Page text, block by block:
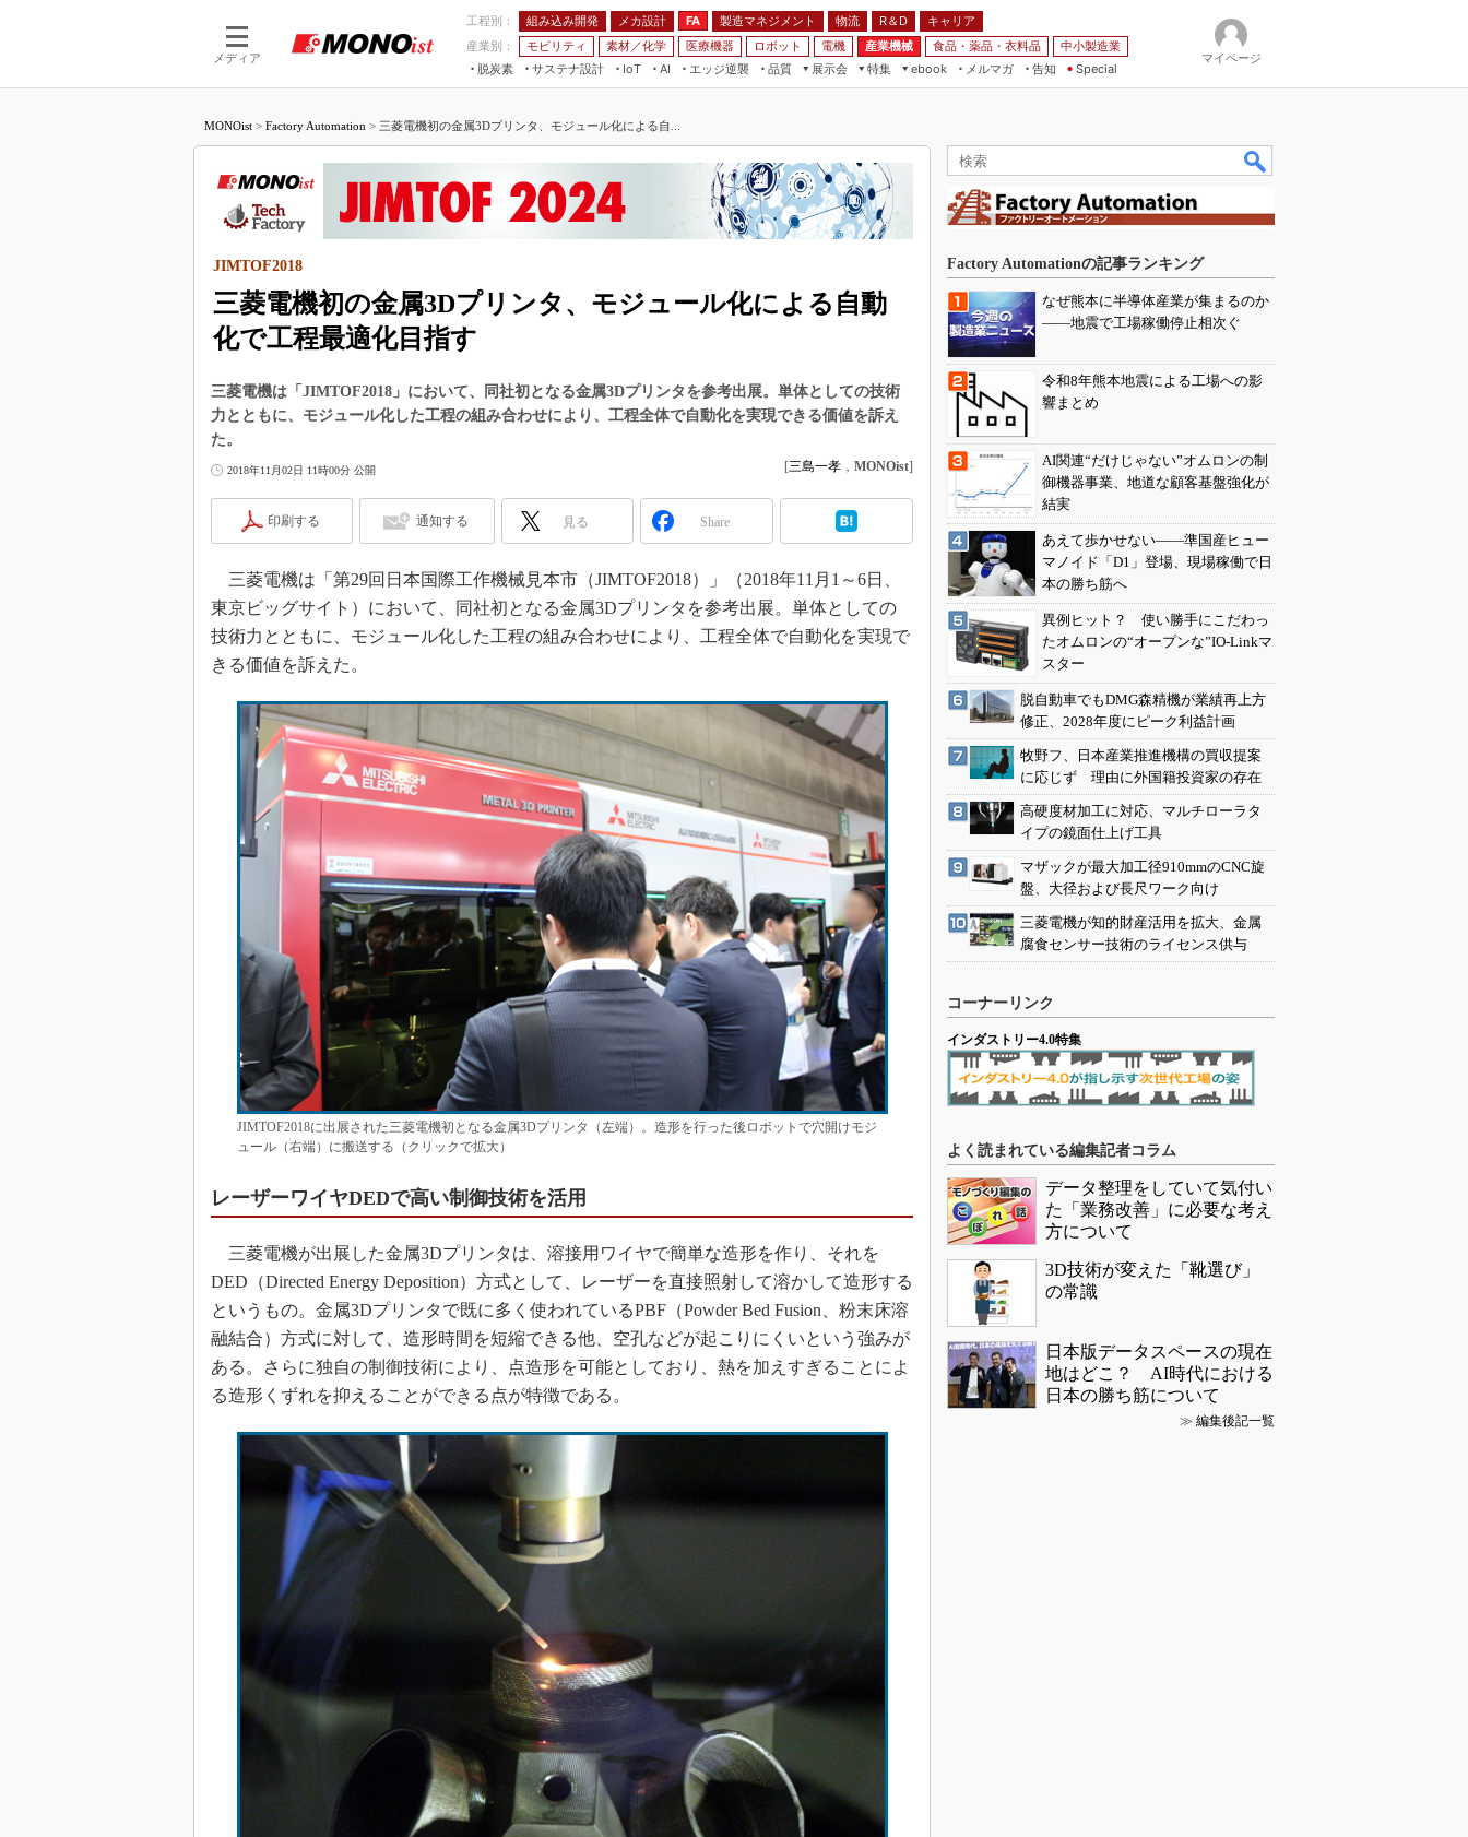
メディア
工程別： 組み込み開発 メカ設計 FA 製造マネジメント 物流 R＆D
キャリア
産業別：
モビリティ 素材／化学 医療機器 ロボット 電機 産業機械 食品・薬品・衣料品
中小製造業
脱炭素
サステナ設計
IoT
つながる工場
つながるサービス
AI
AI×設備保全
Physical AI
エッジ逆襲 品質
展示会
JIMTOF
組込み/エッジ コンピューティング
展＆IoT/5Gソリューション展
IIFES
国際ロボット展
TECHNO-FRONTIER
EdgeTech+
産業オープンネット展
特集
つながるクルマ
5G
フィールドサービス
組み込み画像技術
車載ソフト開発
3Dプリンタ
デジタルツインとCAE
インダストリー4.0
イノベーション
メイドインジャパン
知財マネジメント
海外生産
グローバル設計・開発
新型コロナへの対応
ebook
製造マネジメント
モビリティ
メルマガ
告知 Special
マイページ
MONOist > Factory Automation > 三菱電機初の金属3Dプリンタ、モジュール化による自...
三菱電機初の金属3Dプリンタ、モジュール化による自動
化で工程最適化目指す
JIMTOF2018
三菱電機は「JIMTOF2018」において、同社初となる金属3Dプリンタを参考出展。単体としての技術
力とともに、モジュール化した工程の組み合わせにより、工程全体で自動化を実現できる価値を訴え
た。
2018年11月02日 11時00分 公開 [三島一孝 ， MONOist]
印刷する 通知する 見る Share
三菱電機は「第29回日本国際工作機械見本市（JIMTOF2018）」（2018年11月1～6日、
東京ビッグサイト）において、同社初となる金属3Dプリンタを参考出展。単体としての
技術力とともに、モジュール化した工程の組み合わせにより、工程全体で自動化を実現で
きる価値を訴えた。
JIMTOF2018に出展された三菱電機初となる金属3Dプリンタ（左端）。造形を行った後ロボットで穴開けモジ
ュール（右端）に搬送する（クリックで拡大）
レーザーワイヤDEDで高い制御技術を活用
三菱電機が出展した金属3Dプリンタは、溶接用ワイヤで簡単な造形を作り、それを
DED（Directed Energy Deposition）方式として、レーザーを直接照射して溶かして造形する
というもの。金属3Dプリンタで既に多く使われているPBF（Powder Bed Fusion、粉末床溶
融結合）方式に対して、造形時間を短縮できる他、空孔などが起こりにくいという強みが
ある。さらに独自の制御技術により、点造形を可能としており、熱を加えすぎることによ
る造形くずれを抑えることができる点が特徴である。
Factory Automationの記事ランキング
なぜ熊本に半導体産業が集まるのか
――地震で工場稼働停止相次ぐ
令和8年熊本地震による工場への影
響まとめ
AI関連“だけじゃない”オムロンの制
御機器事業、地道な顧客基盤強化が
結実
あえて歩かせない――準国産ヒュー
マノイド「D1」登場、現場稼働で日
本の勝ち筋へ
異例ヒット？ 使い勝手にこだわっ
たオムロンの“オープンな”IO-Linkマ
スター
脱自動車でもDMG森精機が業績再上方
修正、2028年度にピーク利益計画
牧野フ、日本産業推進機構の買収提案
に応じず 理由に外国籍投資家の存在
高硬度材加工に対応、マルチローラタ
イプの鏡面仕上げ工具
マザックが最大加工径910mmのCNC旋
盤、大径および長尺ワーク向け
三菱電機が知的財産活用を拡大、金属
腐食センサー技術のライセンス供与
コーナーリンク
インダストリー4.0特集
よく読まれている編集記者コラム
データ整理をしていて気付い
た「業務改善」に必要な考え
方について
3D技術が変えた「靴選び」
の常識
日本版データスペースの現在
地はどこ？ AI時代における
日本の勝ち筋について
≫ 編集後記一覧